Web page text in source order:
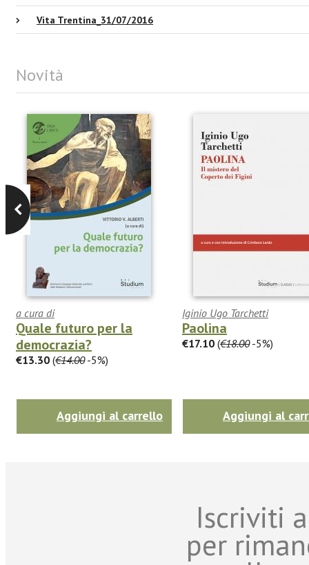
Vita Trentina_31/07/2016
Novità
a cura di
Quale futuro per la
democrazia?
€13.30 (€14.00-5%)
Aggiungi al carrello
Iginio Ugo Tarchetti
Paolina
€17.10 (€18.00-5%)
Aggiungi al
Iscriviti
per